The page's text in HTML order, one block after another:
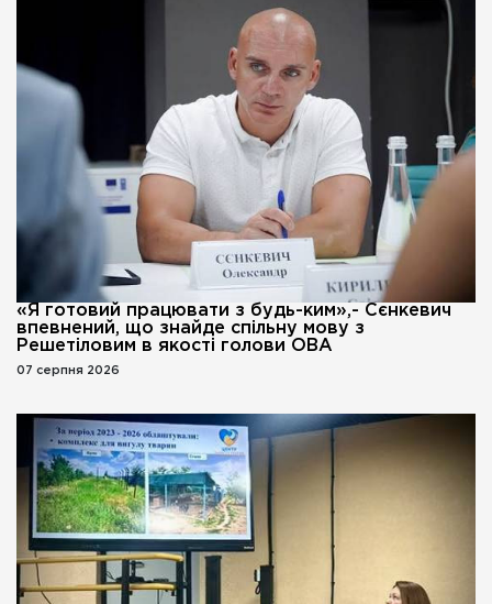
«Я готовий працювати з будь-ким»,- Сєнкевич
впевнений, що знайде спільну мову з
Решетіловим в якості голови ОВА
07 серпня 2026